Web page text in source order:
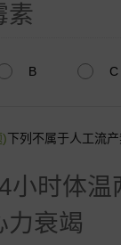
素
B C
)下列不属于人工流
小时体
力衰竭